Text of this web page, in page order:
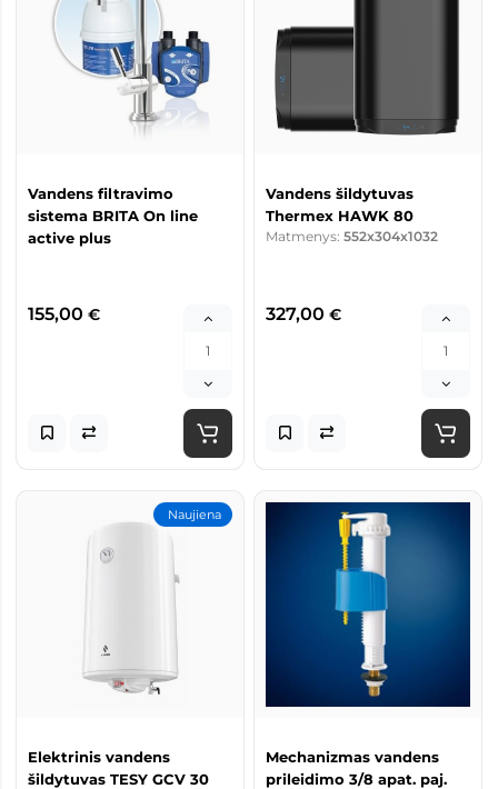
Vandens filtravimo
sistema BRITA On line
active plus
155,00 €
Vandens šildytuvas
Thermex HAWK 80
Matmenys: 552x304x1032
327,00 €
Naujiena
Elektrinis vandens
šildytuvas TESY GCV 30
Mechanizmas vandens
prileidimo 3/8 apat. paj.